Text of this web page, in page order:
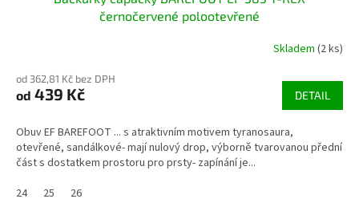
černočervené polootevřené
Skladem (2 ks)
od 362,81 Kč bez DPH
od 439 Kč DETAIL
Obuv EF BAREFOOT ... s atraktivním motivem tyranosaura,
otevřené, sandálkové- mají nulový drop, výborně tvarovanou přední
část s dostatkem prostoru pro prsty- zapínání je...
24
25 26